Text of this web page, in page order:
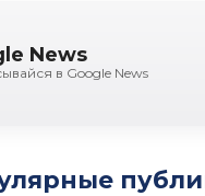
News
в Google News